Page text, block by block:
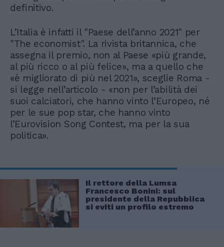
definitivo.
L’Italia è infatti il "Paese dell’anno 2021" per
"The economist". La rivista britannica, che
assegna il premio, non al Paese «più grande,
al più ricco o al più felice», ma a quello che
«è migliorato di più nel 2021», sceglie Roma -
si legge nell’articolo - «non per l’abilità dei
suoi calciatori, che hanno vinto l’Europeo, né
per le sue pop star, che hanno vinto
l’Eurovision Song Contest, ma per la sua
politica».
Il rettore della Lumsa
Francesco Bonini: sul
presidente della Repubblica
si eviti un profilo estremo